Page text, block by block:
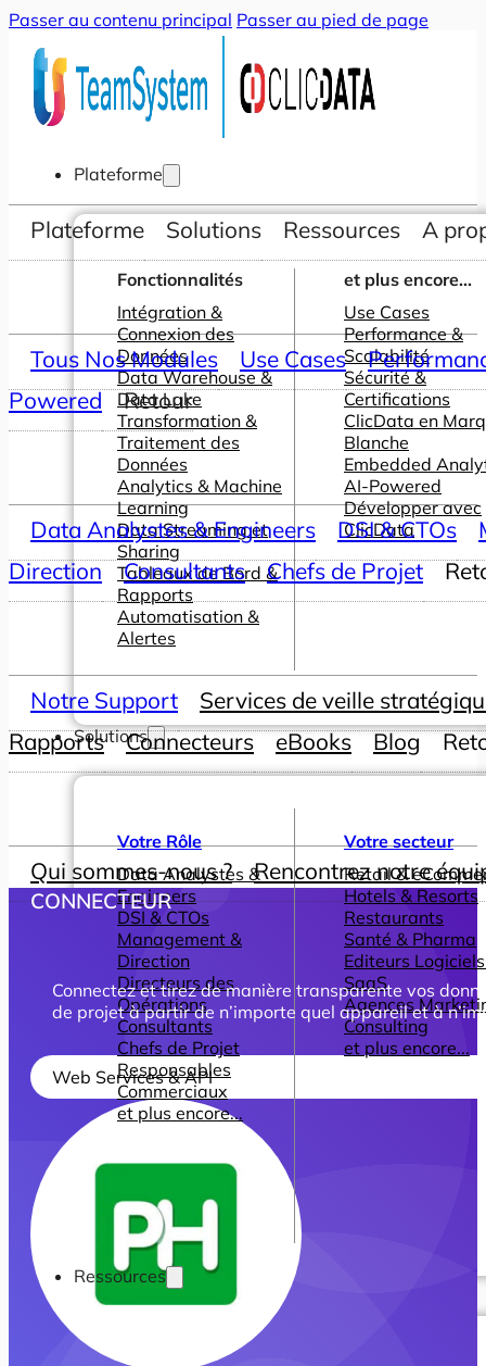
Passer au contenu principal Passer au pied de page
Plateforme
Fonctionnalités
Intégration &
Connexion des
Données
Data Warehouse &
Data Lake
Transformation &
Traitement des
Données
Analytics & Machine
Learning
Data Streaming et
Sharing
Tableaux de Bord &
Rapports
Automatisation &
Alertes
et plus encore...
Use Cases
Performance &
Scalabilité
Sécurité &
Certifications
ClicData en
Blanche
Embedded
AI-Powered
Développer avec
ClicData
Solutions
Votre Rôle
Data Analystes &
Engineers
DSI & CTOs
Management &
Direction
Directeurs des
Opérations
Consultants
Chefs de Projet
Responsables
Commerciaux
et plus encore...
Votre secteur
Retail &
Hotels & Resorts
Restaurants
Santé & Pharma
Editeurs
SaaS
Agences
Consulting
et plus encore...
Ressources
Plateforme Solutions Ressources A
Tous Nos Modules Use Cases
Powered
Retour
Data Analystes & Engineers DSI & CTOs
Direction
Consultants Chefs de Projet
Notre Support
Services de veille
Rapports
Connecteurs eBooks Blog
Qui sommes-nous ? Rencontrez notre
CONNECTEUR
Connectez et tirez de manière transparente vos
de projet à partir de n’importe quel appareil et à
Web Services & API